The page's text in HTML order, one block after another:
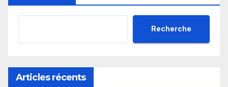
Recherche
Articles récents